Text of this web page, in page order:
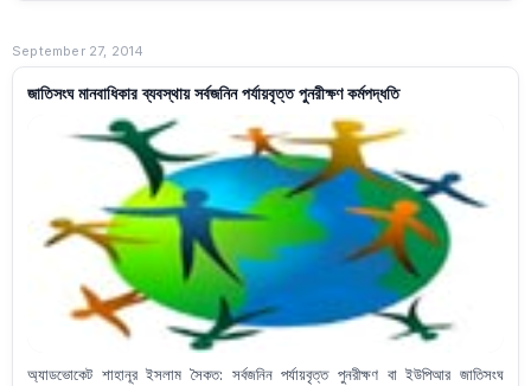
September 27, 2014
জাতিসংঘ মানবাধিকার ব্যবস্থায় সর্বজনিন পর্যায়বৃত্ত পুনরীক্ষণ কর্মপদ্ধতি
অ্যাডভোকেট শাহানূর ইসলাম সৈকত: সর্বজনিন পর্যায়বৃত্ত পুনরীক্ষণ বা ইউপিআর জাতিসংঘ